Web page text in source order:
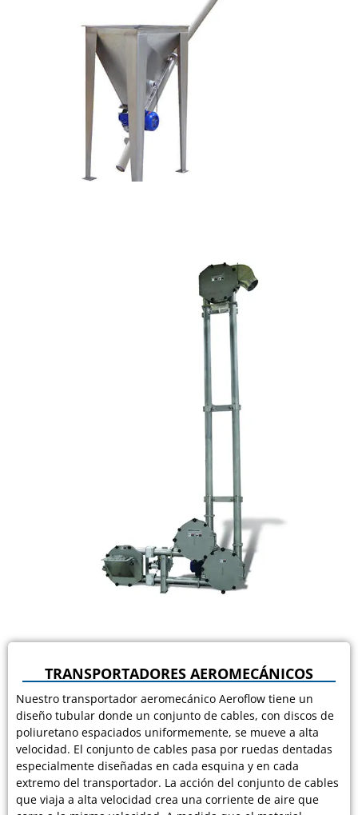
TRANSPORTADORES AEROMECÁNICOS
Nuestro transportador aeromecánico Aeroflow tiene un
diseño tubular donde un conjunto de cables, con discos de
poliuretano espaciados uniformemente, se mueve a alta
velocidad. El conjunto de cables pasa por ruedas dentadas
especialmente diseñadas en cada esquina y en cada
extremo del transportador. La acción del conjunto de cables
que viaja a alta velocidad crea una corriente de aire que